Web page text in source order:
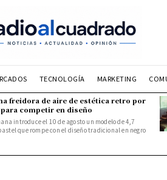
TECNOLOGÍA MARKETING
freidora de aire de estética retro por
competir en diseño
introduce el 10 de agosto un modelo de 4,7
que rompe con el diseño tradicional en negro